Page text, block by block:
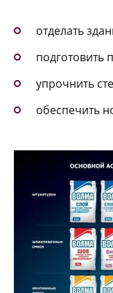
отделать
подготовить
упрочнить
обеспечить